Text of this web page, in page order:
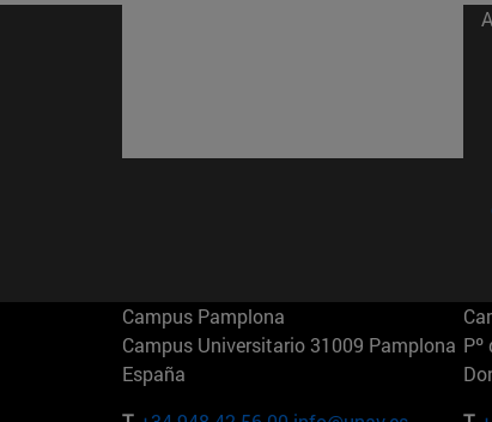
Campus Pamplona
Campus Universitario 31009 Pamplona
España
Pº